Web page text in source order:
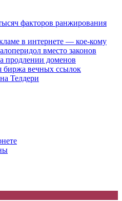
факторов ранжирования
в интернете — кое-кому
вместо законов
продлении доменов
биржа вечных ссылок
Телдери